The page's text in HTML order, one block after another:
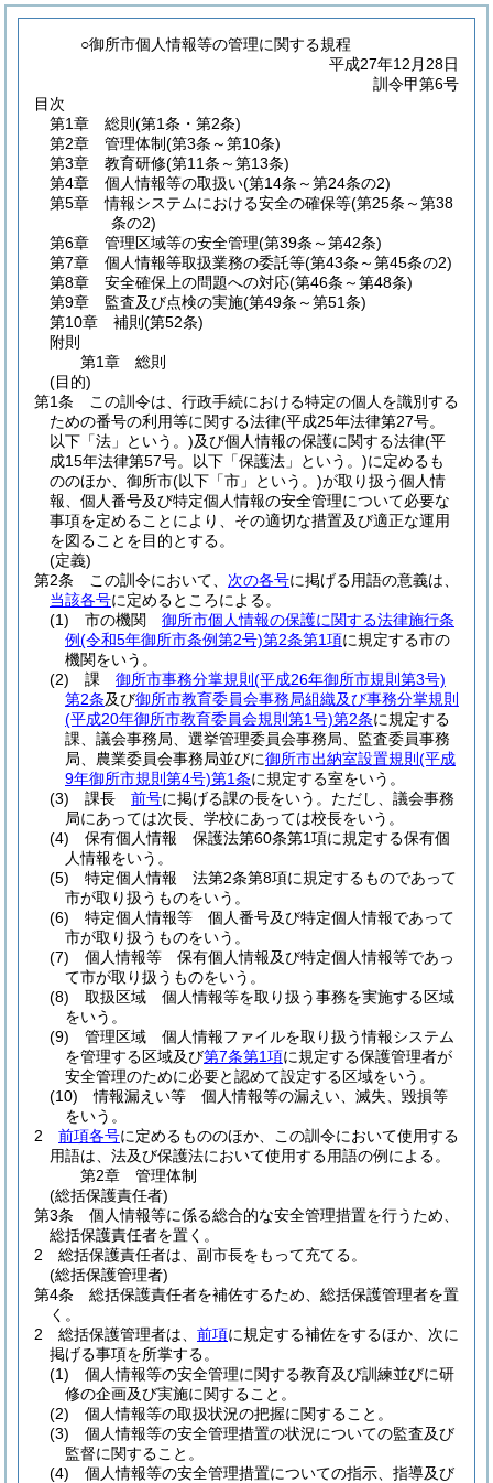
○御所市個人情報等の管理に関する規程
平成27年12月28日
訓令甲第6号
目次
第1章
総則 (第1条・第2条)
第2章
管理体制(第3条～第10条)
第3章
教育研修(第11条～第13条)
第4章
個人情報等の取扱い(第14条～第24条の2)
第5章
情報システムにおける安全の確保等(第25条～第38
条の2)
第6章
管理区域等の安全管理(第39条～第42条)
第7章
個人情報等取扱業務の委託等(第43条～第45条の2)
第8章
安全確保上の問題への対応(第46条～第48条)
第9章
監査及び点検の実施(第49条～第51条)
第10章
補則 (第52条)
附則
第1章
総則
(目的)
第1条
この訓令は、行政手続における特定の個人を識別する
ための番号の利用等に関する法律(平成25年法律第27号。
以下「法」という。)及び個人情報の保護に関する法律(平
成15年法律第57号。以下「保護法」という。)に定めるも
ののほか、御所市(以下「市」という。)が取り扱う個人情
報、個人番号及び特定個人情報の安全管理について必要な
事項を定めることにより、その適切な措置及び適正な運用
を図ることを目的とする。
(定義)
第2条
この訓令において、 次の各号に掲げる用語の意義は、
当該各号に定めるところによる。
(1)
市の機関 御所市個人情報の保護に関する法律施行条
例(令和5年御所市条例第2号)第2条第1項に規定する市の
機関をいう。
(2)
課 御所市事務分掌規則 (平成26年御所市規則第3号)
第2条及び御所市教育委員会事務局組織及び事務分掌規則
(平成20年御所市教育委員会規則第1号)第2条に規定する
課、議会事務局、選挙管理委員会事務局、監査委員事務
局、農業委員会事務局並びに御所市出納室設置規則 (平成
9年御所市規則第4号)第1条に規定する室をいう。
(3)
課長 前号に掲げる課の長をいう。 ただし、議会事務
局にあっては次長、学校にあっては校長をいう。
(4)
保有個人情報 保護法第60条第1項に規定する保有個
人情報をいう。
(5)
特定個人情報 法第2条第8項に規定するものであって
市が取り扱うものをいう。
(6)
特定個人情報等 個人番号及び特定個人情報であって
市が取り扱うものをいう。
(7)
個人情報等 保有個人情報及び特定個人情報等であっ
て市が取り扱うものをいう。
(8)
取扱区域 個人情報等を取り扱う事務を実施する区域
をいう。
(9)
管理区域 個人情報ファイルを取り扱う情報システム
を管理する区域及び第7条第1項に規定する保護管理者が
安全管理のために必要と認めて設定する区域をいう。
(10)
情報漏えい等 個人情報等の漏えい、滅失、毀損等
をいう。
2
前項各号に定めるもののほか、この訓令において使用する
用語は、法及び保護法において使用する用語の例による。
第2章
管理体制
(総括保護責任者)
第3条
個人情報等に係る総合的な安全管理措置を行うため、
総括保護責任者を置く。
2
総括保護責任者は、副市長をもって充てる。
(総括保護管理者)
第4条
総括保護責任者を補佐するため、総括保護管理者を置
く。
2
総括保護管理者は、 前項に規定する補佐をするほか、次に
掲げる事項を所掌する。
(1)
個人情報等の安全管理に関する教育及び訓練並びに研
修の企画及び実施に関すること。
(2)
個人情報等の取扱状況の把握に関すること。
(3)
個人情報等の安全管理措置の状況についての監査及び
監督に関すること。
(4)
個人情報等の安全管理措置についての指示、指導及び